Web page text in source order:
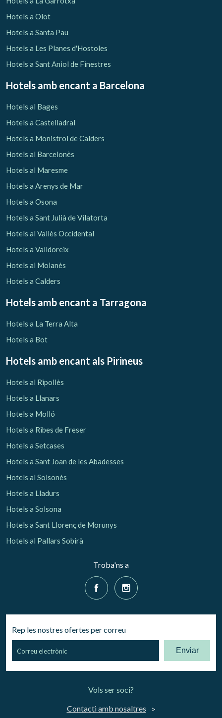
Gestionar la meva reserva
Verificar localitzador
Hotels a Olot
Hotels a Santa Pau
Hotels a Les Planes d'Hostoles
Hotels a Sant Aniol de Finestres
Hotels amb encant a Barcelona
Hotels al Bages
Hotels a Castelladral
Hotels a Monistrol de Calders
Hotels al Barcelonès
Hotels al Maresme
Hotels a Arenys de Mar
Hotels a Osona
Hotels a Sant Julià de Vilatorta
Hotels al Vallès Occidental
Hotels a Valldoreix
Hotels al Moianès
Hotels a Calders
Hotels amb encant a Tarragona
Hotels a La Terra Alta
Hotels a Bot
Hotels amb encant als Pirineus
Hotels al Ripollès
Hotels a Llanars
Hotels a Molló
Hotels a Ribes de Freser
Hotels a Setcases
Hotels a Sant Joan de les Abadesses
Hotels al Solsonès
Hotels a Lladurs
Hotels a Solsona
Hotels a Sant Llorenç de Morunys
Hotels al Pallars Sobirà
Troba'ns a
Rep les nostres ofertes per correu
Enviar
Vols ser soci?
Contacti amb nosaltres